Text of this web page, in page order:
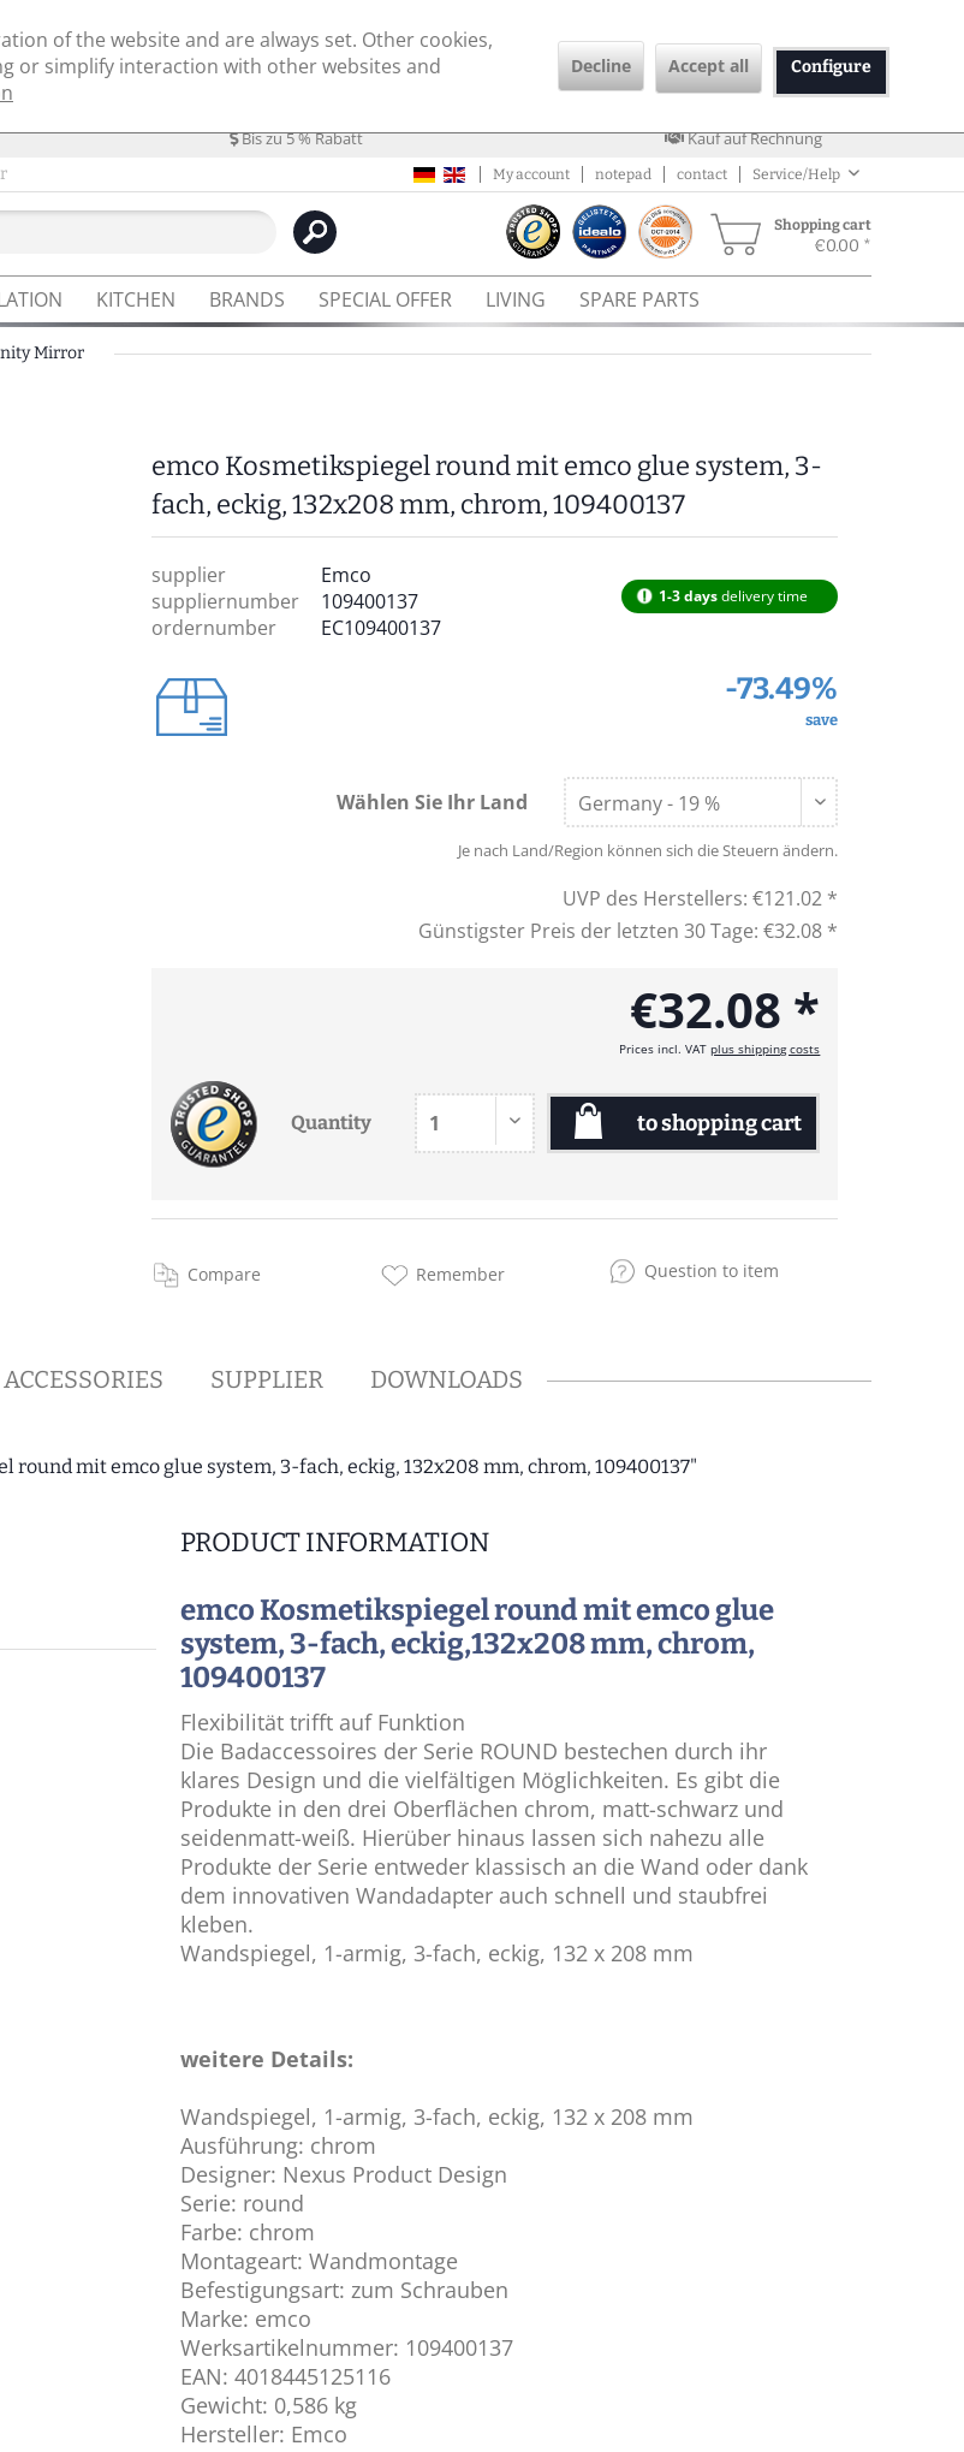
Bis zu 5 % Rabatt Kauf auf Rechnung
My account notepad contact Service/Help
Shopping cart
€0.00 *
KITCHEN BRANDS SPECIAL OFFER LIVING SPARE PARTS
Mirror
emco Kosmetikspiegel round mit emco glue system, 3-
fach, eckig, 132x208 mm, chrom, 109400137
supplier
Emco
suppliernumber
109400137
ordernumber
EC109400137
1-3 daysdelivery time
-73.49%
save
Wählen Sie Ihr Land
Je nach Land/Region können sich die Steuern ändern.
UVP des Herstellers:€121.02 *
Günstigster Preis der letzten 30 Tage:€32.08 *
€32.08 *
Prices incl. VATplus shipping costs
Quantity to shopping cart
Compare Remember Question to item
ACCESSORIES SUPPLIER DOWNLOADS
mit emco glue system, 3-fach, eckig, 132x208 mm, chrom, 109400137"
PRODUCT INFORMATION
emco Kosmetikspiegel round mit emco glue
system, 3-fach, eckig,132x208 mm, chrom,
109400137
Flexibilität trifft auf Funktion
Die Badaccessoires der Serie ROUND bestechen durch ihr
klares Design und die vielfältigen Möglichkeiten. Es gibt die
Produkte in den drei Oberflächen chrom, matt-schwarz und
seidenmatt-weiß. Hierüber hinaus lassen sich nahezu alle
Produkte der Serie entweder klassisch an die Wand oder dank
dem innovativen Wandadapter auch schnell und staubfrei
kleben.
Wandspiegel, 1-armig, 3-fach, eckig, 132 x 208 mm
weitere Details:
Wandspiegel, 1-armig, 3-fach, eckig, 132 x 208 mm
Ausführung: chrom
Designer: Nexus Product Design
Serie: round
Farbe: chrom
Montageart: Wandmontage
Befestigungsart: zum Schrauben
Marke: emco
Werksartikelnummer: 109400137
EAN: 4018445125116
Gewicht: 0,586 kg
Hersteller: Emco
of the website and are always set. Other cookies,
or simplify interaction with other websites and
Decline Accept all Configure